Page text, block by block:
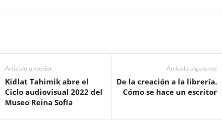
Artículo anterior
Kidlat Tahimik abre el
Ciclo audiovisual 2022 del
Museo Reina Sofía
Artículo siguiente
De la creación a la librería.
Cómo se hace un escritor